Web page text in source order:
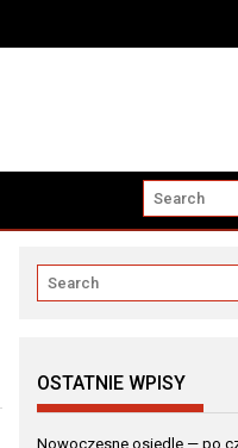
OSTATNIE WPISY
Nowoczesne osiedle — po